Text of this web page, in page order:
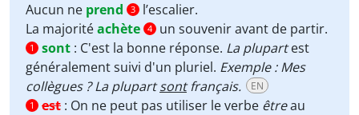
Aucun ne prend 3
l’escalier.
La majoritéachète 4 un souvenir avant de partir.
1 sont : C'est la bonne réponse. La plupartest
généralement suivi d'un pluriel. Exemple : Mes
collègues ? La plupartsontfrançais. EN
1 est : On ne peut pas utiliser le verbe êtreau